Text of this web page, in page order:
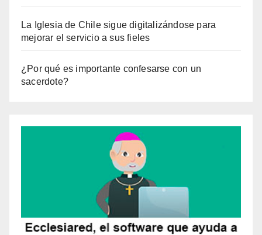
La Iglesia de Chile sigue digitalizándose para
mejorar el servicio a sus fieles
¿Por qué es importante confesarse con un
sacerdote?